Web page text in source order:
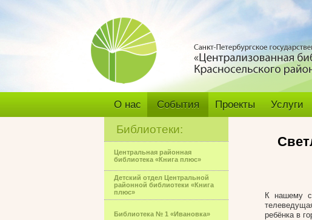
О нас События Проекты Услуги
Библиотеки:
Центральная районная
библиотека «Книга плюс»
Детский отдел Центральной
районной библиотеки «Книга
плюс»
Библиотека № 1 «Ивановка»
К нашему
ребёнка в